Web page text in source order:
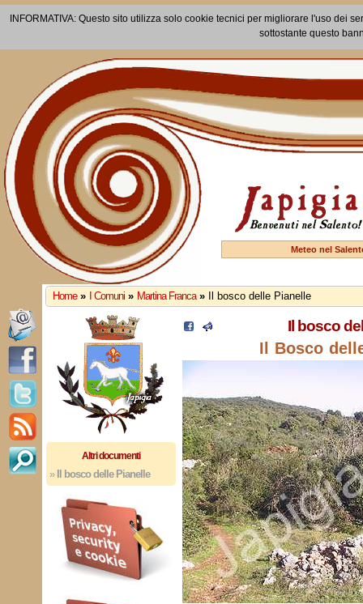
INFORMATIVA: Questo sito utilizza solo cookie tecnici per migliorare l'uso dei
sottostante questo
Meteo nel
Home » I Comuni » Martina Franca » Il bosco delle Pianelle
Altri documenti
» Il bosco delle Pianelle
Il bosco
Il Bosco